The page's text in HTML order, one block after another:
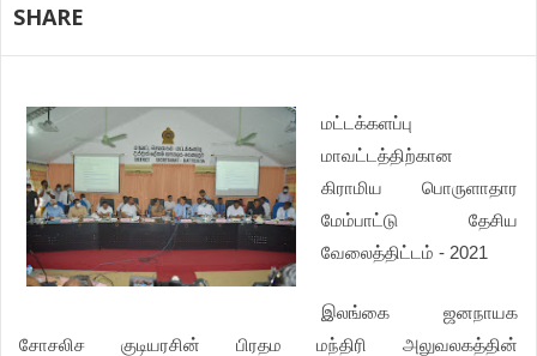
SHARE
மட்டக்களப்பு
மாவட்டத்திற்கான
கிராமிய பொருளாதார
மேம்பாட்டு தேசிய
வேலைத்திட்டம் - 2021
இலங்கை ஜனநாயக
சோசலிச குடியரசின் பிரதம மந்திரி அலுவலகத்தின்